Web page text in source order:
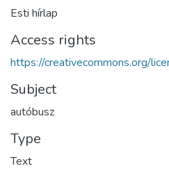
Esti hírlap
Access rights
https://creativecommons.org/
Subject
autóbusz
Type
Text